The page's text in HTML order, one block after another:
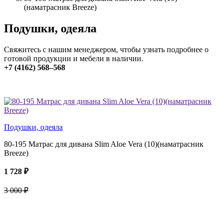
(наматрасник Breeze)
Подушки, одеяла
Свяжитесь с нашим менеджером, чтобы узнать подробнее о
готовой продукции и мебели в наличии.
+7 (4162) 568–568
Подушки, одеяла
80-195 Матрас для дивана Slim Aloe Vera (10)(наматрасник
Breeze)
1 728 ₽
3 000 ₽